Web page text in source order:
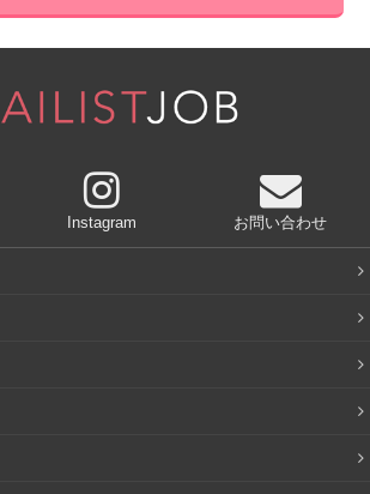
Instagram お問い合わせ